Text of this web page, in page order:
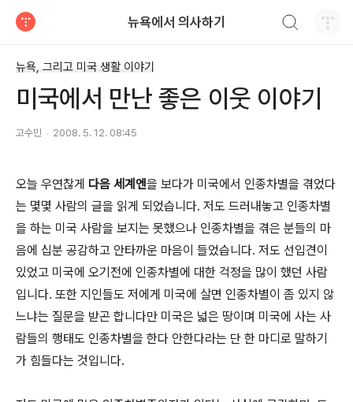
뉴욕에서 의사하기
뉴욕, 그리고 미국 생활 이야기
미국에서 만난 좋은 이웃 이야기
고수민 2008. 5. 12. 08:45
오늘 우연찮게 다음 세계엔을 보다가 미국에서 인종차별을 겪었다
는 몇몇 사람의 글을 읽게 되었습니다. 저도 드러내놓고 인종차별
을 하는 미국 사람을 보지는 못했으나 인종차별을 겪은 분들의 마
음에 십분 공감하고 안타까운 마음이 들었습니다. 저도 선입견이
있었고 미국에 오기전에 인종차별에 대한 걱정을 많이 했던 사람
입니다. 또한 지인들도 저에게 미국에 살면 인종차별이 좀 있지 않
느냐는 질문을 받곤 합니다만 미국은 넓은 땅이며 미국에 사는 사
람들의 행태도 인종차별을 한다 안한다라는 단 한 마디로 말하기
가 힘들다는 것입니다.